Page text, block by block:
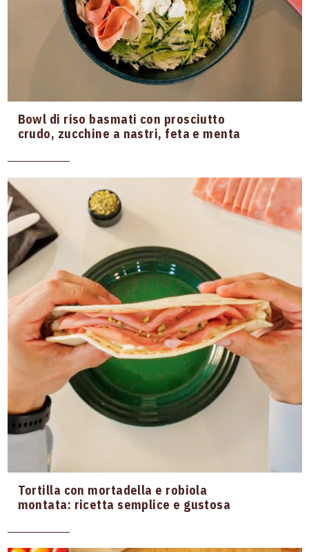
Bowl di riso basmati con prosciutto
crudo, zucchine a nastri, feta e menta
Tortilla con mortadella e robiola
montata: ricetta semplice e gustosa
PIADINE
SPECIALITÀ DI ZIBELLO E
STAGIONATE
PROSCIUTTO CRUDO
WURSTEL GOLOSINO
Quando
Pranzo Cena sul divano
Brunch Aperitivo
Picnic Last minute
Merenda Colazione salata
Quanto
Difficoltà